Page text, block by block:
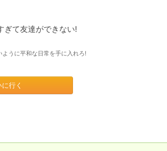
ぎて友達ができない!
うに平和な日常を手に入れろ!
行く